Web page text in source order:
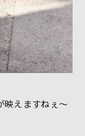
映えますねぇ〜